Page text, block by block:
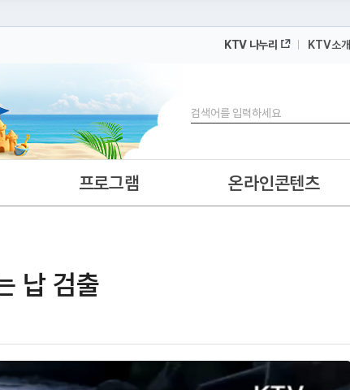
메인 주소를 확인해 보세요
KTV 나누리 KTV소개
검색
프로그램 온라인콘텐츠
납 검출